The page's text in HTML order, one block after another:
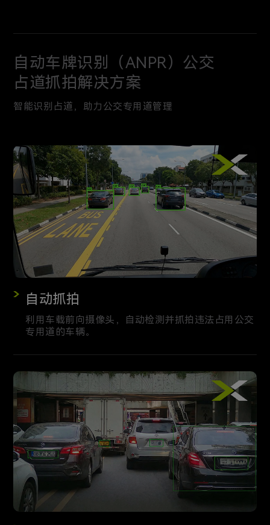
自动车牌识别（ANPR）公交
占道抓拍解决方案
智能识别占道，助力公交专用道管理
自动抓拍
利用车载前向摄像头，自动检测并抓拍违法占用公交
专用道的车辆。